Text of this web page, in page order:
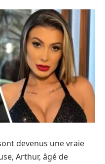
devenus une vraie
Arthur, âgé de